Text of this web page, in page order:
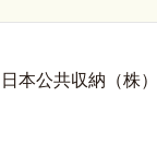
日本公共収納（株）